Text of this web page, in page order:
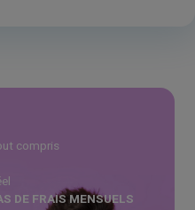
compris
DE FRAIS MENSUELS